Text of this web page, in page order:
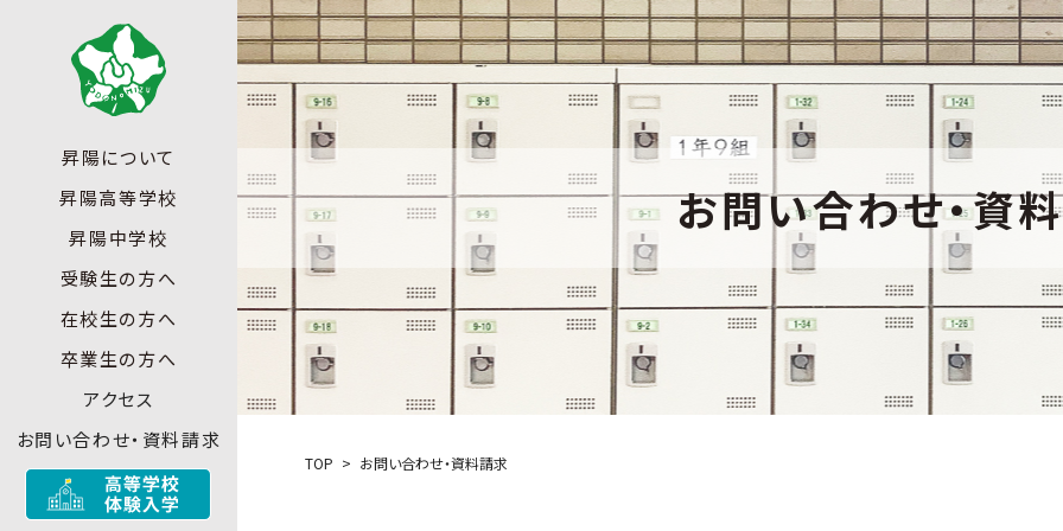
昇陽について
昇陽高等学校
昇陽中学校
受験生の方へ
在校生の方へ
卒業生の方へ
アクセス
お問い合わせ・資料請求
お問い合わせ・資
TOP お問い合わせ・資料請求